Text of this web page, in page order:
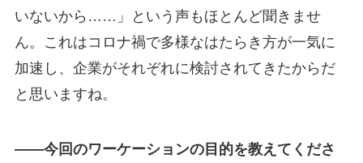
いないから……」という声もほとんど聞きませ
ん。これはコロナ禍で多様なはたらき方が一気に
加速し、企業がそれぞれに検討されてきたからだ
と思いますね。
――今回のワーケーションの目的を教えてくださ